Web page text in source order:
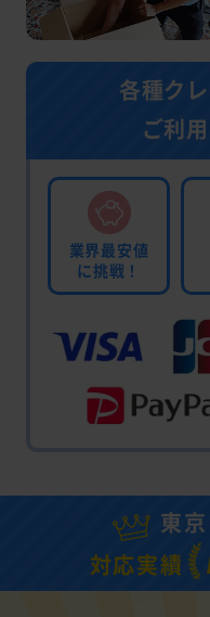
各種ク
ご利
業界最安値
に挑戦！
東
対応実績